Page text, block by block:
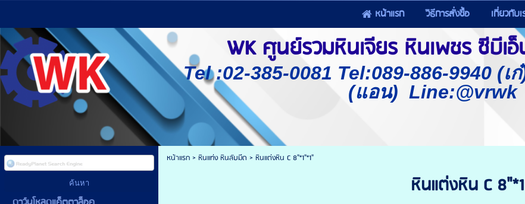
หน้าแรก วิธีการสั่งซื้อ เกี่ยวกับเ
WK ศูนย์รวมหินเจียร หินเพชร ซีบีเ
Tel :02-385-0081 Tel:089-886-9940 (เ
(แอน) Line:@vrwk
หน้าแรก> หินแท่ง หินลับมีด > หินแต่งหิน C 8"*1"*1"
หินแต่งหิน C